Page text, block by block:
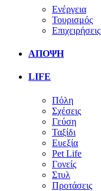
Ενέργεια
Τουρισμός
Επιχειρήσεις
ΑΠΟΨΗ
LIFE
Πόλη
Σχέσεις
Γεύση
Ταξίδι
Ευεξία
Pet Life
Γονείς
Στυλ
Προτάσεις